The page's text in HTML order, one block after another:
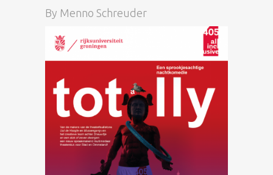
By Menno Schreuder